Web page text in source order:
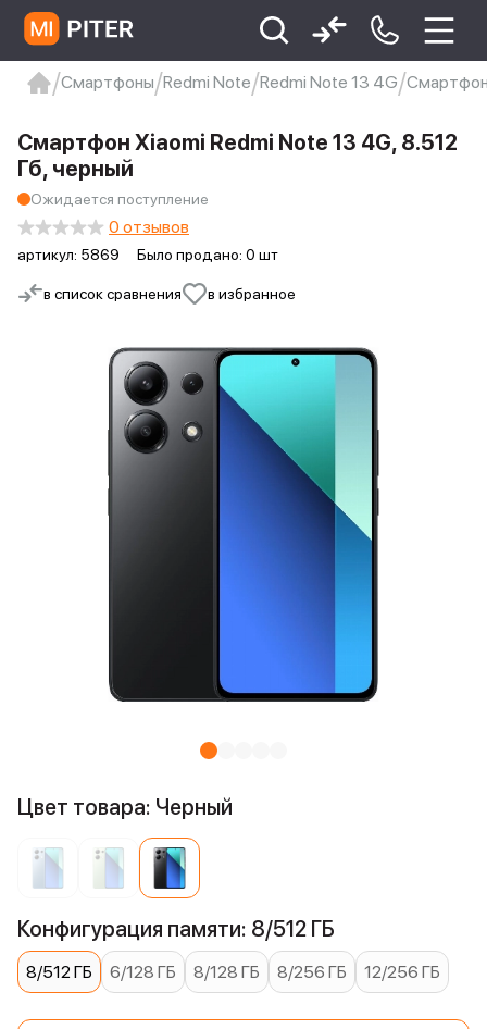
Xiaomi 9 про
xiaomi redmi 12c
Смартфоны Redmi Note Redmi Note 13 4G Смартфон
в список сравнения в избранное
Смартфон Xiaomi Redmi Note 13 4G, 8.512
Гб, черный
Ожидается поступление
артикул: 5869 Было продано: 0 шт
0 отзывов
Цвет товара: Черный
Конфигурация памяти: 8/512 ГБ
8/512 ГБ 6/128 ГБ 8/128 ГБ 8/256 ГБ 12/256 ГБ